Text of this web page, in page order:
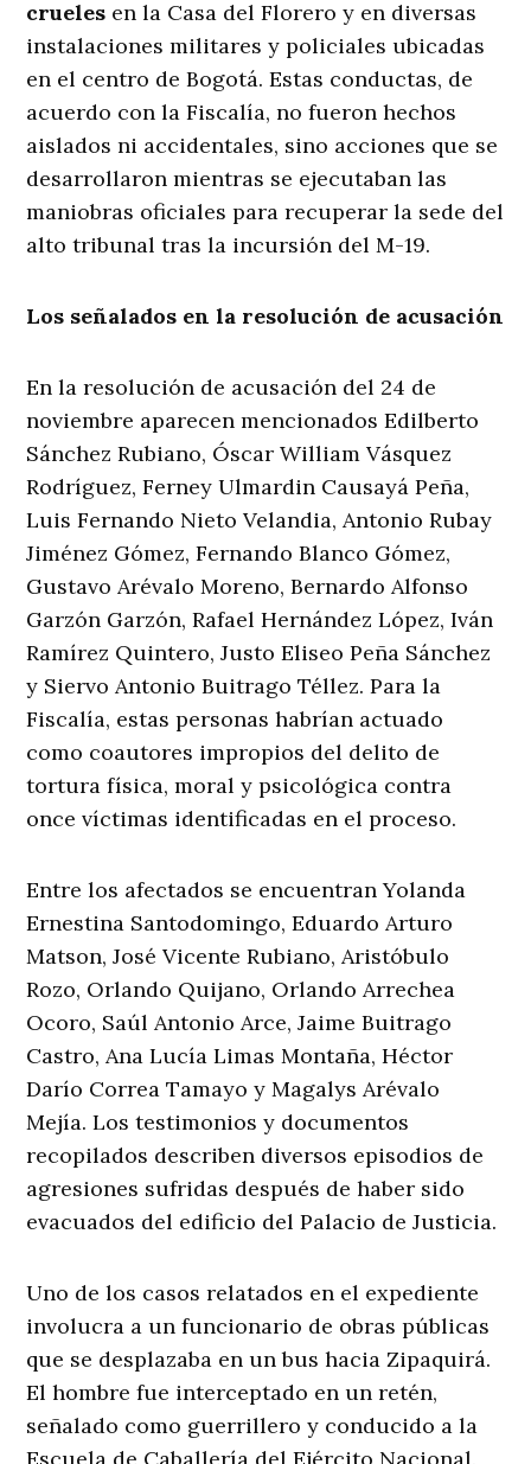
crueles en la Casa del Florero y en diversas
instalaciones militares y policiales ubicadas
en el centro de Bogotá. Estas conductas, de
acuerdo con la Fiscalía, no fueron hechos
aislados ni accidentales, sino acciones que se
desarrollaron mientras se ejecutaban las
maniobras oficiales para recuperar la sede del
alto tribunal tras la incursión del M-19.
Los señalados en la resolución de acusación
En la resolución de acusación del 24 de
noviembre aparecen mencionados Edilberto
Sánchez Rubiano, Óscar William Vásquez
Rodríguez, Ferney Ulmardin Causayá Peña,
Luis Fernando Nieto Velandia, Antonio Rubay
Jiménez Gómez, Fernando Blanco Gómez,
Gustavo Arévalo Moreno, Bernardo Alfonso
Garzón Garzón, Rafael Hernández López, Iván
Ramírez Quintero, Justo Eliseo Peña Sánchez
y Siervo Antonio Buitrago Téllez. Para la
Fiscalía, estas personas habrían actuado
como coautores impropios del delito de
tortura física, moral y psicológica contra
once víctimas identificadas en el proceso.
Entre los afectados se encuentran Yolanda
Ernestina Santodomingo, Eduardo Arturo
Matson, José Vicente Rubiano, Aristóbulo
Rozo, Orlando Quijano, Orlando Arrechea
Ocoro, Saúl Antonio Arce, Jaime Buitrago
Castro, Ana Lucía Limas Montaña, Héctor
Darío Correa Tamayo y Magalys Arévalo
Mejía. Los testimonios y documentos
recopilados describen diversos episodios de
agresiones sufridas después de haber sido
evacuados del edificio del Palacio de Justicia.
Uno de los casos relatados en el expediente
involucra a un funcionario de obras públicas
que se desplazaba en un bus hacia Zipaquirá.
El hombre fue interceptado en un retén,
señalado como guerrillero y conducido a la